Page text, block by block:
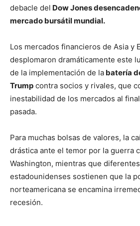
debacle del Dow Jones
mercado bursátil mundial.
Los mercados financieros de Asia y
desplomaron dramáticamente este
de la implementación de la batería
Trump contra socios y rivales, que
inestabilidad de los mercados al
pasada.
Para muchas bolsas de valores, la
drástica ante el temor por la guerra
Washington, mientras que
estadounidenses sostienen que la
norteamericana se encamina
recesión.